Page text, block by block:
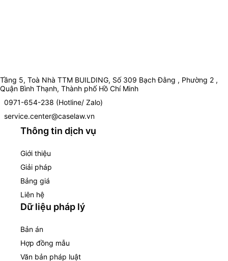
Tầng 5, Toà Nhà TTM BUILDING, Số 309 Bạch Đằng , Phường 2 ,
Quận Bình Thạnh, Thành phố Hồ Chí Minh
0971-654-238 (Hotline/ Zalo)
service.center@caselaw.vn
Thông tin dịch vụ
Giới thiệu
Giải pháp
Bảng giá
Liên hệ
Dữ liệu pháp lý
Bản án
Hợp đồng mẫu
Văn bản pháp luật